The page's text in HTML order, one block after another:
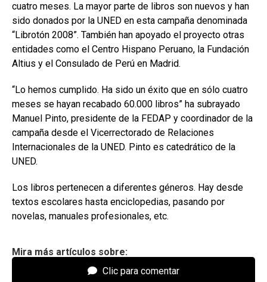
cuatro meses. La mayor parte de libros son nuevos y han
sido donados por la UNED en esta campaña denominada
“Librotón 2008”. También han apoyado el proyecto otras
entidades como el Centro Hispano Peruano, la Fundación
Altius y el Consulado de Perú en Madrid.
“Lo hemos cumplido. Ha sido un éxito que en sólo cuatro
meses se hayan recabado 60.000 libros” ha subrayado
Manuel Pinto, presidente de la FEDAP y coordinador de la
campaña desde el Vicerrectorado de Relaciones
Internacionales de la UNED. Pinto es catedrático de la
UNED.
Los libros pertenecen a diferentes géneros. Hay desde
textos escolares hasta enciclopedias, pasando por
novelas, manuales profesionales, etc.
Mira más artículos sobre:
Clic para comentar